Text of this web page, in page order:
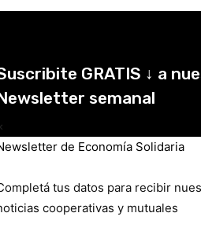
GRATIS ↓ a
semanal
de Economía Solidaria
tus datos para recibir
cooperativas y mutuales